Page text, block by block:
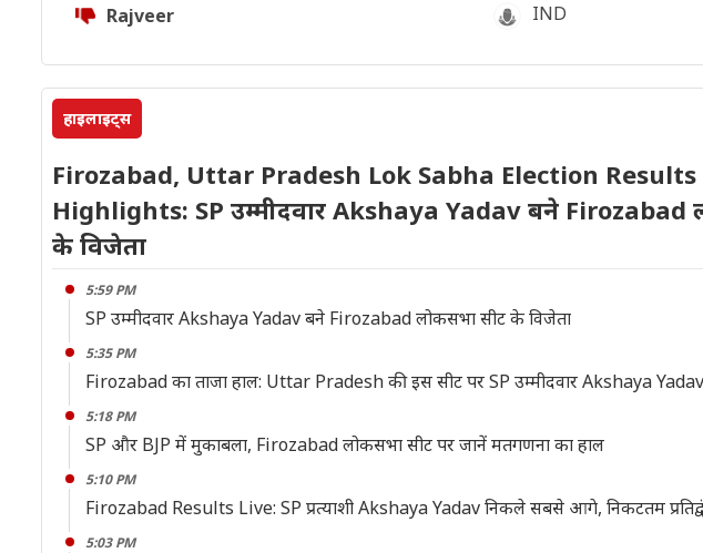
Rajveer IND
हाइलाइट्स
Firozabad, Uttar Pradesh Lok Sabha Election Results
Highlights: SP उम्मीदवार Akshaya Yadav बने Firozabad
के विजेता
5:59 PM
SP उम्मीदवार Akshaya Yadav बने Firozabad लोकसभा सीट के विजेता
5:35 PM
Firozabad का ताजा हाल: Uttar Pradesh की इस सीट पर SP उम्मीदवार Akshaya
5:18 PM
SP और BJP में मुकाबला, Firozabad लोकसभा सीट पर जानें मतगणना का हाल
5:10 PM
Firozabad Results Live: SP प्रत्याशी Akshaya Yadav निकले सबसे आगे, निकटतम
5:03 PM